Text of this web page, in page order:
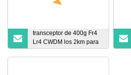
transceptor de 400g Fr4
Lr4 CWDM los 2km para
Cisco Hpe Arista Juniper